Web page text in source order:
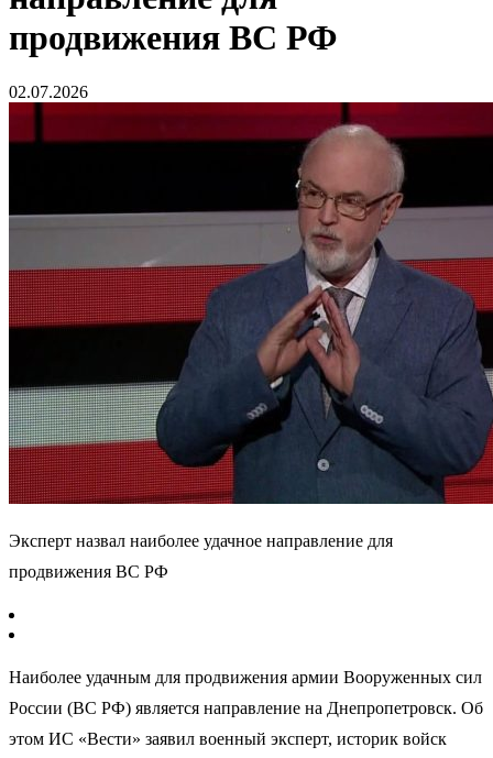
продвижения ВС РФ
02.07.2026
Эксперт назвал наиболее удачное направление для
продвижения ВС РФ
Наиболее удачным для продвижения армии Вооруженных сил
России (ВС РФ) является направление на Днепропетровск. Об
этом ИС «Вести» заявил военный эксперт, историк войск